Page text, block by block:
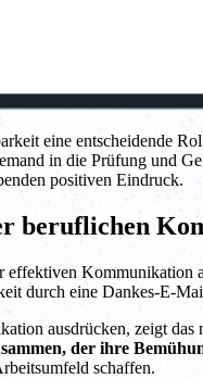
eine entscheidende
in die Prüfung und
positiven Eindruck.
beruflichen
durch eine Dankes-E-
ausdrücken, zeigt das
der ihre
schaffen.